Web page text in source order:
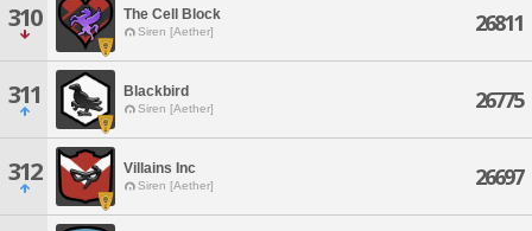
310 The Cell Block
Siren [Aether] 26811
311 Blackbird
Siren [Aether] 26775
312 Villains Inc
Siren [Aether] 26697